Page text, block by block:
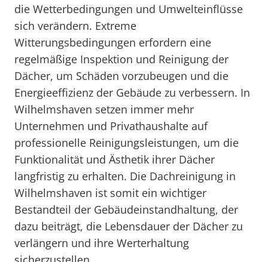
die Wetterbedingungen und Umwelteinflüsse
sich verändern. Extreme
Witterungsbedingungen erfordern eine
regelmäßige Inspektion und Reinigung der
Dächer, um Schäden vorzubeugen und die
Energieeffizienz der Gebäude zu verbessern. In
Wilhelmshaven setzen immer mehr
Unternehmen und Privathaushalte auf
professionelle Reinigungsleistungen, um die
Funktionalität und Ästhetik ihrer Dächer
langfristig zu erhalten. Die Dachreinigung in
Wilhelmshaven ist somit ein wichtiger
Bestandteil der Gebäudeinstandhaltung, der
dazu beiträgt, die Lebensdauer der Dächer zu
verlängern und ihre Werterhaltung